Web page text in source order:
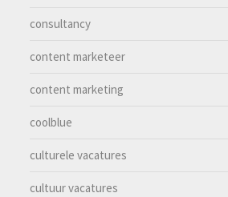
consultancy
content marketeer
content marketing
coolblue
culturele vacatures
cultuur vacatures